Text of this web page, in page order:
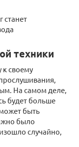
техники
своему
На самом деле,
будет больше
быть
было
случайно,